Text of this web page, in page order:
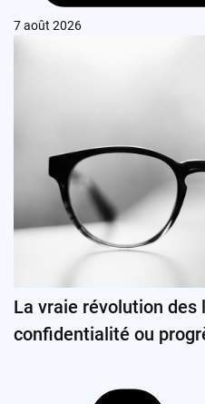
7 août 2026
La vraie révolution des
confidentialité ou